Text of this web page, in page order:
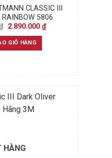
CLASSIC III
RAINBOW 5806
Original
was:
3.100.000 ₫.
2.890.000 ₫Current
price
GIỎ HÀNG
HÀNG